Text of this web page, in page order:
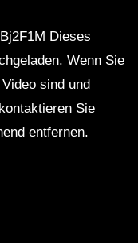
Dieses
Wenn Sie
sind und
Sie
entfernen.